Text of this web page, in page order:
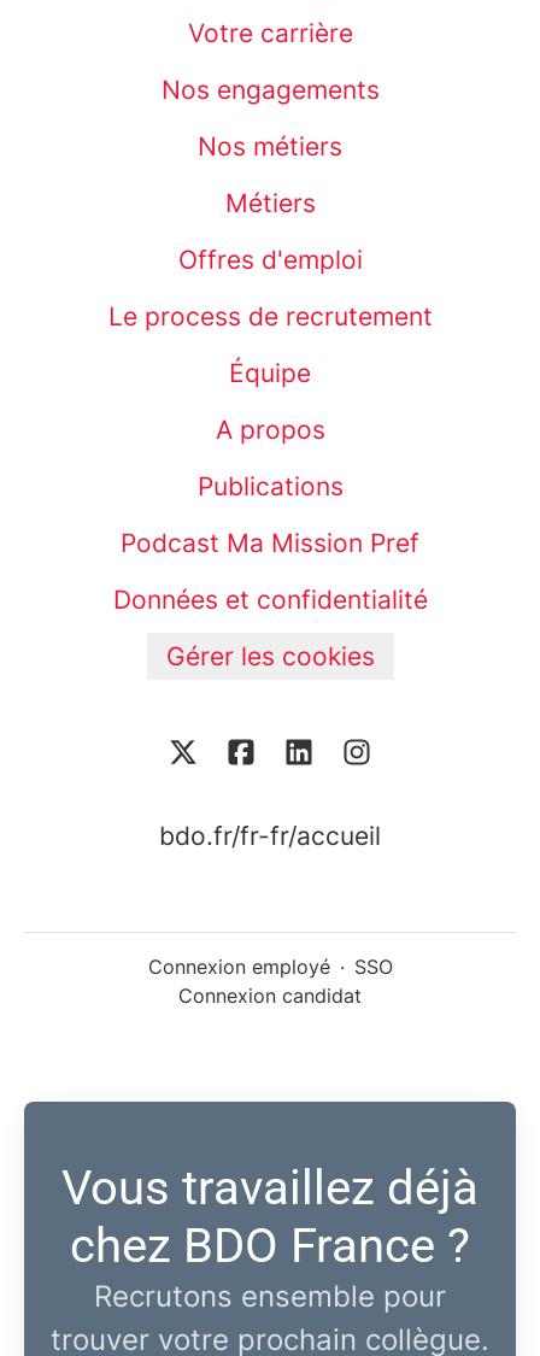
Votre carrière
Nos engagements
Nos métiers
Métiers
Offres d'emploi
Le process de recrutement
Équipe
A propos
Publications
Podcast Ma Mission Pref
Données et confidentialité
Gérer les cookies
bdo.fr/fr-fr/accueil
Connexion employé · SSO
Connexion candidat
Vous travaillez déjà
chez BDO France ?
Recrutons ensemble pour
trouver votre prochain collègue.